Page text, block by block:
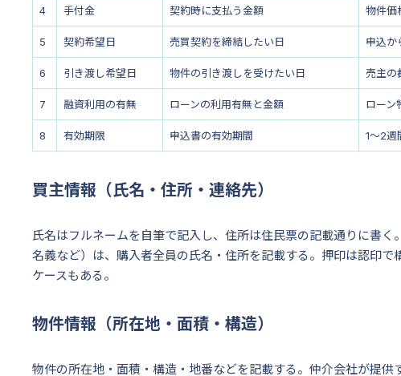
4 手付金 契約時に支払う金額 物件価
5 契約希望日 売買契約を締結したい日 申込か
6 引き渡し希望日 物件の引き渡しを受けたい日 売主の
7 融資利用の有無 ローンの利用有無と金額 ローン
8 有効期限 申込書の有効期間 1〜2週
買主情報（氏名・住所・連絡先）
氏名はフルネームを自筆で記入し、住所は住民票の記載通りに書く
名義など）は、購入者全員の氏名・住所を記載する。押印は認印で
ケースもある。
物件情報（所在地・面積・構造）
物件の所在地・面積・構造・地番などを記載する。仲介会社が提供